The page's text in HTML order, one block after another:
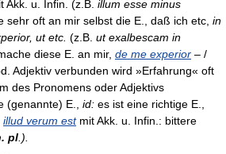
Akk. u. Infin. (z.B. illum esse minus
sehr oft an mir selbst die E., daß ich etc, in
ut etc. (z.B. ut exalbescam in
diese E. an mir, de me experior – /
Adjektiv verbunden wird »Erfahrung« oft
des Pronomens oder Adjektivs
(genannte) E., id: es ist eine richtige E.,
illud verum estmit Akk. u. Infin.: bittere
pl .).